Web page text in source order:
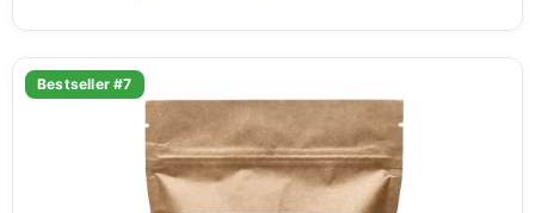
Bestseller #7